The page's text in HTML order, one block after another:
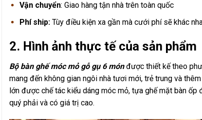
Vận chuyển: Giao hàng tận nhà trên toàn quốc
Phí ship:Tùy điều kiện xa gần mà cưới phí sẽ khác
2. Hình ảnh thực tế của sản phẩm
Bộ bàn ghế móc mỏ gỗ gụ 6 mónđược thiết kế theo
mang đến không gian ngôi nhà tươi mới, trẻ trung và
lớn được chế tác kiểu dáng móc mỏ, tựa ghế mặt bàn
quý phải và có giá trị cao.